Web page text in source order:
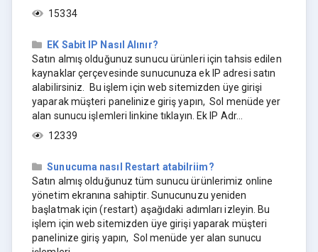
15334
EK Sabit IP Nasıl Alınır?
Satın almış olduğunuz sunucu ürünleri için tahsis edilen
kaynaklar çerçevesinde sunucunuza ek IP adresi satın
alabilirsiniz. Bu işlem için web sitemizden üye girişi
yaparak müşteri panelinize giriş yapın, Sol menüde yer
alan sunucu işlemleri linkine tıklayın. Ek IP Adr...
12339
Sunucuma nasıl Restart atabilriim?
Satın almış olduğunuz tüm sunucu ürünlerimiz online
yönetim ekranına sahiptir. Sunucunuzu yeniden
başlatmak için (restart) aşağıdaki adımları izleyin. Bu
işlem için web sitemizden üye girişi yaparak müşteri
panelinize giriş yapın, Sol menüde yer alan sunucu